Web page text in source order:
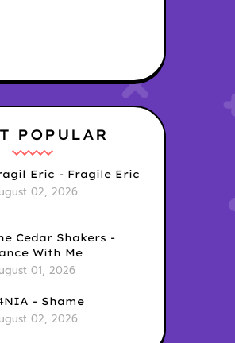
POPULAR
Eric - Fragile Eric
02, 2026
Cedar Shakers -
With Me
01, 2026
- Shame
02, 2026